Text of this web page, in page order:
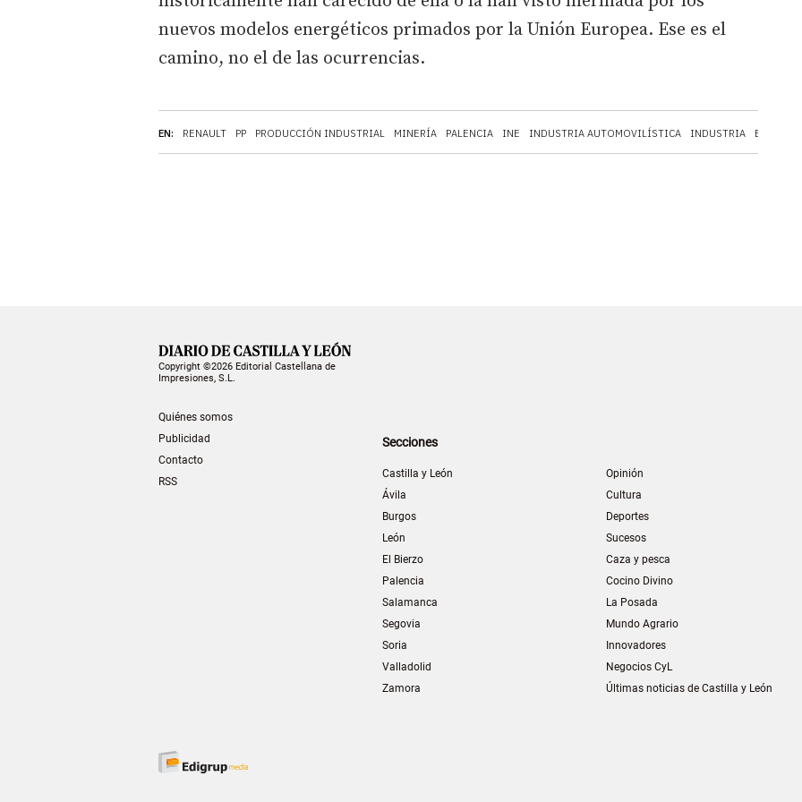
EN: RENAULT PP PRODUCCIÓN INDUSTRIAL MINERÍA PALENCIA INE INDUSTRIA AUTOMOVILÍSTICA INDUSTRIA EMPLEO
nuevos modelos energéticos primados por la Unión Europea. Ese es el
camino, no el de las ocurrencias.
Copyright ©2026 Editorial Castellana de
Impresiones, S.L.
Quiénes somos
Publicidad
Contacto
RSS
Secciones
Castilla y León
Ávila
Burgos
León
El Bierzo
Palencia
Salamanca
Segovia
Soria
Valladolid
Zamora
Opinión
Cultura
Deportes
Sucesos
Caza y pesca
Cocino Divino
La Posada
Mundo Agrario
Innovadores
Negocios CyL
Últimas noticias de Castilla y León